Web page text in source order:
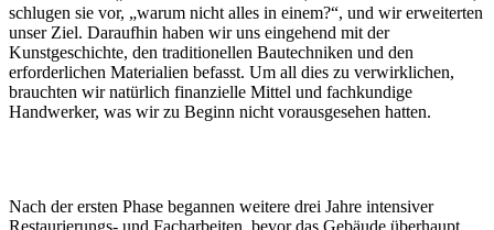
schlugen sie vor, „warum nicht alles in einem?“, und wir erweiterten
unser Ziel. Daraufhin haben wir uns eingehend mit der
Kunstgeschichte, den traditionellen Bautechniken und den
erforderlichen Materialien befasst. Um all dies zu verwirklichen,
brauchten wir natürlich finanzielle Mittel und fachkundige
Handwerker, was wir zu Beginn nicht vorausgesehen hatten.
Nach der ersten Phase begannen weitere drei Jahre intensiver
Restaurierungs- und Facharbeiten, bevor das Gebäude überhaupt